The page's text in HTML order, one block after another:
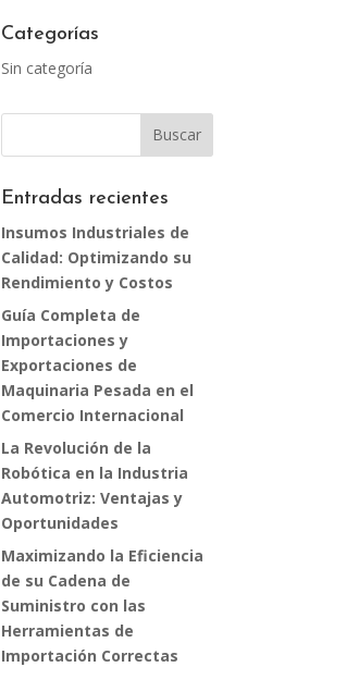
Categorías
Sin categoría
Entradas recientes
Insumos Industriales de
Calidad: Optimizando su
Rendimiento y Costos
Guía Completa de
Importaciones y
Exportaciones de
Maquinaria Pesada en el
Comercio Internacional
La Revolución de la
Robótica en la Industria
Automotriz: Ventajas y
Oportunidades
Maximizando la Eficiencia
de su Cadena de
Suministro con las
Herramientas de
Importación Correctas